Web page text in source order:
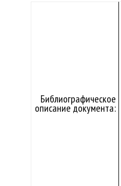
Библиографическое
описание документа: